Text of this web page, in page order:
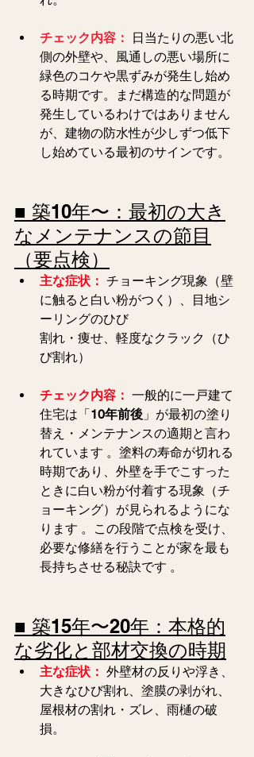
チェック内容：
日当たりの悪い北
側の外壁や、風通しの悪い場所に
緑色のコケや黒ずみが発生し始め
る時期です。まだ構造的な問題が
発生しているわけではありません
が、建物の防水性が少しずつ低下
し始めている最初のサインです。
■ 築10年〜：最初の大き
なメンテナンスの節目
（要点検）
主な症状： チョーキング現象（壁
に触ると白い粉がつく）、目地シ
ーリングのひび
割れ・痩せ、軽度なクラック（ひ
び割れ）
チェック内容： 一般的に一戸建て
住宅は「10年前後 」が最初の塗り
替え・メンテナンスの適期と言わ
れています 。塗料の寿命が切れる
時期であり、外壁を手でこすった
ときに白い粉が付着する現象（チ
ョーキング）が見られるようにな
ります 。この段階で点検を受け、
必要な修繕を行うことが家を最も
長持ちさせる秘訣です 。
■ 築15年〜20年：本格的
な劣化と部材交換の時期
主な症状： 外壁材の反りや浮き、
大きなひび割れ、塗膜の剥がれ、
屋根材の割れ・ズレ、雨樋の破
損。